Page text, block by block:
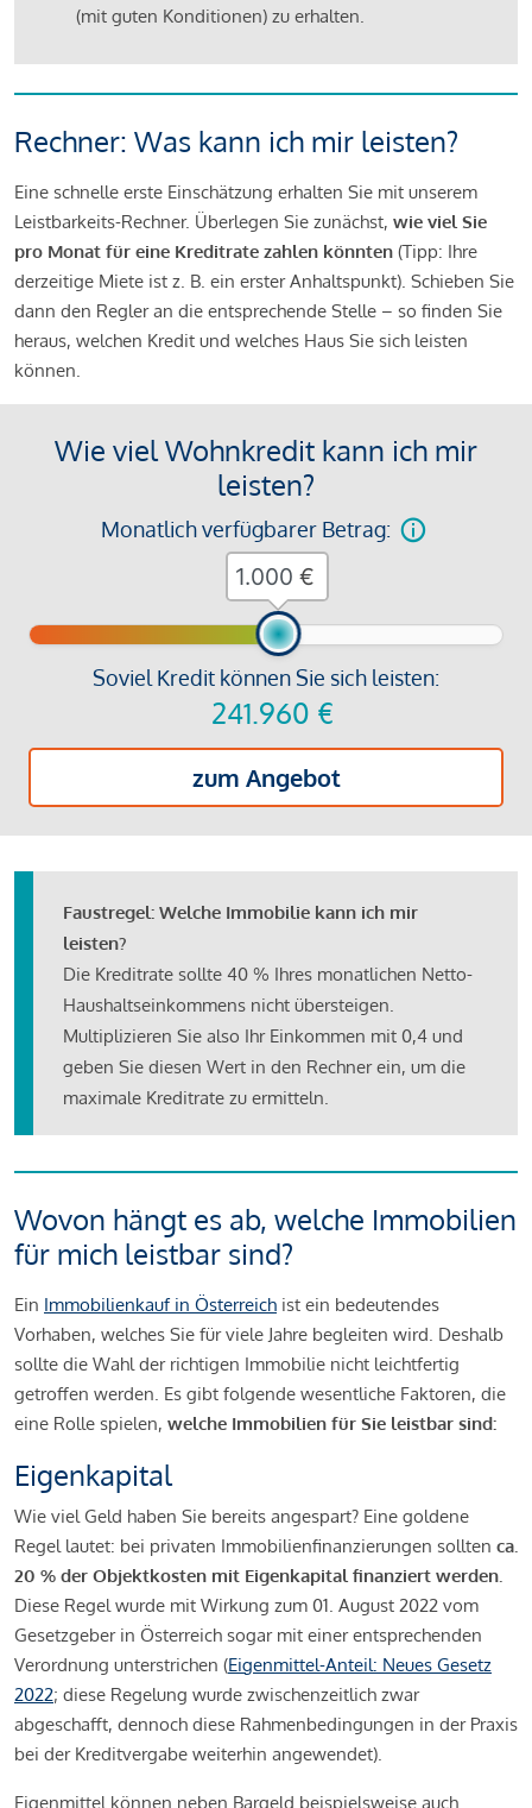
(mit guten Konditionen) zu erhalten.
Rechner: Was kann ich mir leisten?
Eine schnelle erste Einschätzung erhalten Sie mit unserem
Leistbarkeits-Rechner. Überlegen Sie zunächst, wie viel Sie
pro Monat für eine Kreditrate zahlen könnten (Tipp: Ihre
derzeitige Miete ist z. B. ein erster Anhaltspunkt). Schieben Sie
dann den Regler an die entsprechende Stelle – so finden Sie
heraus, welchen Kredit und welches Haus Sie sich leisten
können.
Wie viel Wohnkredit kann ich mir
leisten?
Monatlich verfügbarer Betrag:
Soviel Kredit können Sie sich leisten:
241.960 €
zum Angebot
€
Faustregel: Welche Immobilie kann ich mir
leisten?
Die Kreditrate sollte 40 % Ihres monatlichen Netto-
Haushaltseinkommens nicht übersteigen.
Multiplizieren Sie also Ihr Einkommen mit 0,4 und
geben Sie diesen Wert in den Rechner ein, um die
maximale Kreditrate zu ermitteln.
Wovon hängt es ab, welche Immobilien
für mich leistbar sind?
Ein Immobilienkauf in Österreich ist ein bedeutendes
Vorhaben, welches Sie für viele Jahre begleiten wird. Deshalb
sollte die Wahl der richtigen Immobilie nicht leichtfertig
getroffen werden. Es gibt folgende wesentliche Faktoren, die
eine Rolle spielen, welche Immobilien für Sie leistbar sind:
Eigenkapital
Wie viel Geld haben Sie bereits angespart? Eine goldene
Regel lautet: bei privaten Immobilienfinanzierungen sollten ca.
20 % der Objektkosten mit Eigenkapital finanziert werden.
Diese Regel wurde mit Wirkung zum 01. August 2022 vom
Gesetzgeber in Österreich sogar mit einer entsprechenden
Verordnung unterstrichen (Eigenmittel-Anteil: Neues Gesetz
2022; diese Regelung wurde zwischenzeitlich zwar
abgeschafft, dennoch diese Rahmenbedingungen in der Praxis
bei der Kreditvergabe weiterhin angewendet).
Eigenmittel können neben Bargeld beispielsweise auch